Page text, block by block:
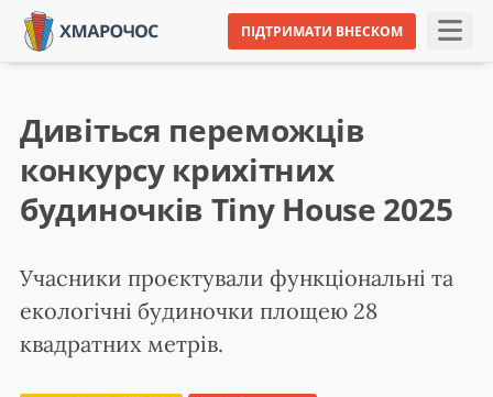
ПІДТРИМАТИ ВНЕСКОМ
Дивіться переможців
конкурсу крихітних
будиночків Tiny House 2025
Учасники проєктували функціональні та
екологічні будиночки площею 28
квадратних метрів.